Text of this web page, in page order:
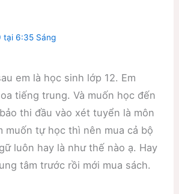
tại 6:35 Sáng
em là học sinh lớp 12. Em
tiếng trung. Và muốn học đến
thi đầu vào xét tuyển là môn
muốn tự học thì nên mua cả bộ
luôn hay là như thế nào ạ. Hay
tâm trước rồi mới mua sách.